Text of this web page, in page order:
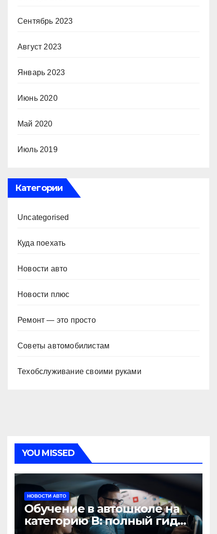
Сентябрь 2023
Август 2023
Январь 2023
Июнь 2020
Май 2020
Июль 2019
Категории
Uncategorised
Куда поехать
Новости авто
Новости плюс
Ремонт — это просто
Советы автомобилистам
Техобслуживание своими руками
YOU MISSED
НОВОСТИ АВТО
Обучение в автошколе на
категорию В: полный гид